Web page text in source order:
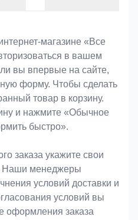
магазине «Bce
в вашем
вы впервые на сайте,
форму. Чтобы сделать
товар в корзину.
и нажмите «Обычное
быстро».
заказа укажите свои
Наши менеджеры
условий доставки и
условий вы
оформления заказа